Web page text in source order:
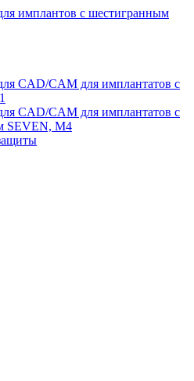
имплантов с шестигранным
CAD/CAM для имплантатов с
CAD/CAM для имплантатов с
SEVEN, М4